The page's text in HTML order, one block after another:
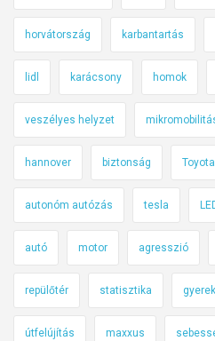
horvátország karbantartás
lidl karácsony homok
veszélyes helyzet
hannover biztonság Toyota
autonóm autózás tesla
autó motor agresszió
repülőtér statisztika
útfelújítás maxxus